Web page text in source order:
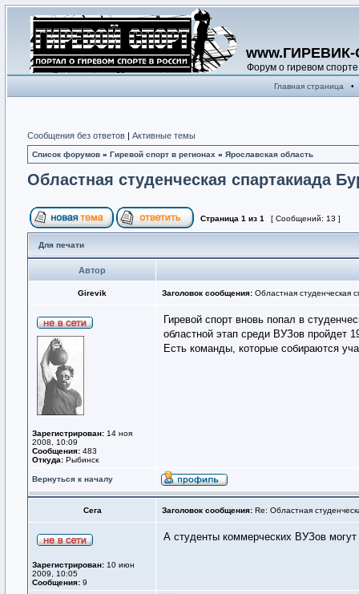
Форум о гиревом спорте
Главная страница •
Сообщения без ответов | Активные темы
Список форумов » Гиревой спорт в регионах » Ярославская область
Областная студенческая спартакиада
Страница 1 из 1 [ Сообщений: 13 ]
Для печати
Автор
Girevik Заголовок сообщения: Областная студенческая
Зарегистрирован: 14 ноя
2008, 10:09
Сообщения: 483
Откуда: Рыбинск
Гиревой спорт вновь попал в
областной этап среди ВУЗов пройдет
Есть команды, которые собираются
Вернуться к началу
Сега Заголовок сообщения: Re: Областная
Зарегистрирован: 10 июн
2009, 10:05
Сообщения: 9
А студенты коммерческих ВУЗов